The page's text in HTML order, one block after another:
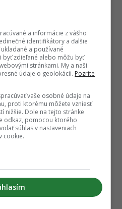
a informácie z vášho
identifikátory a ďalšie
a používané
byť zdieľané alebo môžu byť
stránkami. My a naši
údaje o geolokácii. Pozrite
vaše osobné údaje na
proti ktorému môžete vzniesť
nižšie. Dole na tejto stránke
odkaz, pomocou ktorého
súhlas v nastaveniach
cookie.